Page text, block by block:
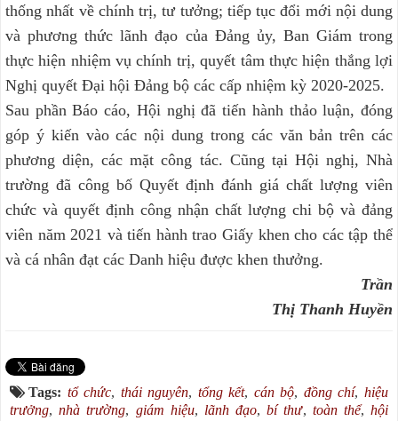
thống nhất về chính trị, tư tưởng; tiếp tục đổi mới nội dung
và phương thức lãnh đạo của Đảng ủy, Ban Giám trong
thực hiện nhiệm vụ chính trị, quyết tâm thực hiện thắng lợi
Nghị quyết Đại hội Đảng bộ các cấp nhiệm kỳ 2020-2025.
Sau phần Báo cáo, Hội nghị đã tiến hành thảo luận, đóng
góp ý kiến vào các nội dung trong các văn bản trên các
phương diện, các mặt công tác. Cũng tại Hội nghị, Nhà
trường đã công bố Quyết định đánh giá chất lượng viên
chức và quyết định công nhận chất lượng chi bộ và đảng
viên năm 2021 và tiến hành trao Giấy khen cho các tập thể
và cá nhân đạt các Danh hiệu được khen thưởng.
Trần
Thị Thanh Huyền
Tags: tổ chức, thái nguyên, tổng kết, cán bộ, đồng chí,hiệu
trưởng,nhà trường, giám hiệu, lãnh đạo,bí thư, toàn thể,hội